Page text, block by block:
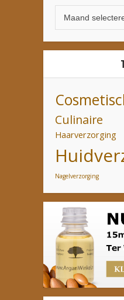
Haarverzorging
Nagelverzorging